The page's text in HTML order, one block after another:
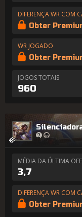
DIFERENÇA WR COM
Obter
WR JOGADO
Obter
JOGOS TOTAIS
960
MÉDIA DA ÚLTIMA
3,7
DIFERENÇA WR COM
Obter